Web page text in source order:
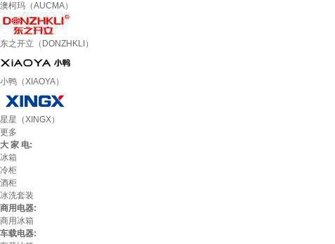
澳柯玛（AUCMA）
东之开立（DONZHKLI）
小鸭（XIAOYA）
星星（XINGX）
更多
大 家 电:
冰箱
冷柜
酒柜
冰洗套装
商用电器:
商用冰箱
车载电器: